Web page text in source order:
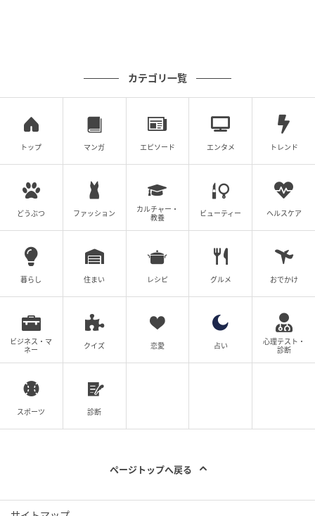
カテゴリ一覧
トップ マンガ エピソード エンタメ トレンド
どうぶつ ファッション
カルチャー・
教養
ビューティー ヘルスケア
暮らし 住まい レシピ グルメ おでかけ
ビジネス・マ
ネー
クイズ 恋愛 占い
心理テスト・
診断
スポーツ 診断
ページトップへ戻る